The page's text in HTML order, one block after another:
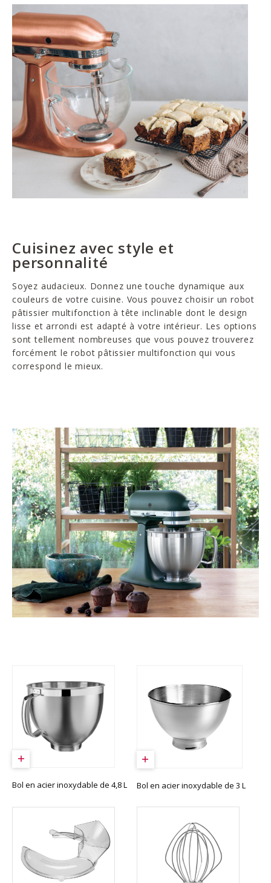
Cuisinez avec style et
personnalité
Soyez audacieux. Donnez une touche dynamique aux
couleurs de votre cuisine. Vous pouvez choisir un robot
pâtissier multifonction à tête inclinable dont le design
lisse et arrondi est adapté à votre intérieur. Les options
sont tellement nombreuses que vous pouvez trouverez
forcément le robot pâtissier multifonction qui vous
correspond le mieux.
Bol en acier inoxydable de 4,8 L Bol en acier inoxydable de 3 L